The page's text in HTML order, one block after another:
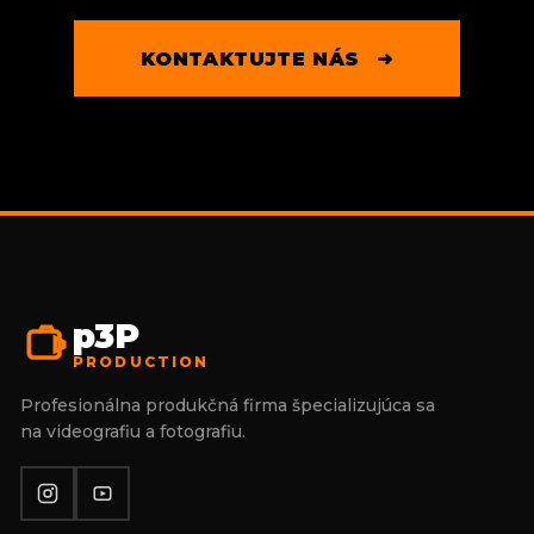
KONTAKTUJTE NÁS ➜
p3P
PRODUCTION
Profesionálna produkčná firma špecializujúca sa
na videografiu a fotografiu.